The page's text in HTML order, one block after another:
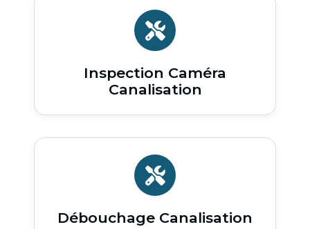
Inspection Caméra
Canalisation
Débouchage Canalisation